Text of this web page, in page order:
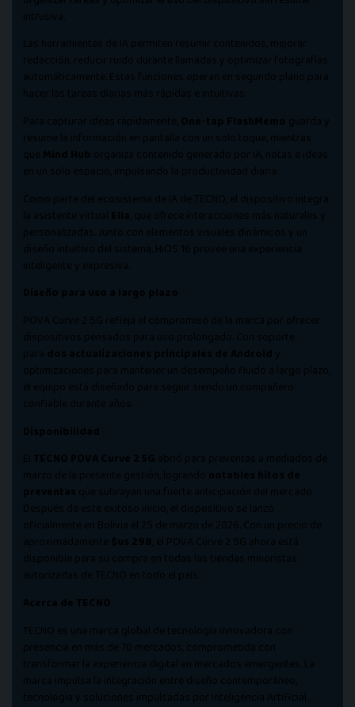
intrusiva.
Las herramientas de IA permiten resumir contenidos, mejorar
redacción, reducir ruido durante llamadas y optimizar fotografías
automáticamente. Estas funciones operan en segundo plano para
hacer las tareas diarias más rápidas e intuitivas.
Para capturar ideas rápidamente, One-tap FlashMemo guarda y
resume la información en pantalla con un solo toque, mientras
que Mind Hub organiza contenido generado por IA, notas e ideas
en un solo espacio, impulsando la productividad diaria.
Como parte del ecosistema de IA de TECNO, el dispositivo integra
la asistente virtual Ella , que ofrece interacciones más naturales y
personalizadas. Junto con elementos visuales dinámicos y un
diseño intuitivo del sistema, HiOS 16 provee una experiencia
inteligente y expresiva.
Diseño para uso a largo plazo
POVA Curve 2 5G refleja el compromiso de la marca por ofrecer
dispositivos pensados para uso prolongado. Con soporte
para dos actualizaciones principales de Android y
optimizaciones para mantener un desempeño fluido a largo plazo,
el equipo está diseñado para seguir siendo un compañero
confiable durante años.
Disponibilidad
El TECNO POVA Curve 2 5G abrió para preventas a mediados de
marzo de la presente gestión, logrando notables hitos de
preventas que subrayan una fuerte anticipación del mercado.
Después de este exitoso inicio, el dispositivo se lanzó
oficialmente en Bolivia el 25 de marzo de 2026. Con un precio de
aproximadamente $us 298 , el POVA Curve 2 5G ahora está
disponible para su compra en todas las tiendas minoristas
autorizadas de TECNO en todo el país.
Acerca de TECNO
TECNO es una marca global de tecnología innovadora con
presencia en más de 70 mercados, comprometida con
transformar la experiencia digital en mercados emergentes. La
marca impulsa la integración entre diseño contemporáneo,
tecnología y soluciones impulsadas por Inteligencia Artificial.